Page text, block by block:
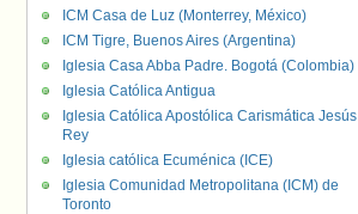
ICM Casa de Luz (Monterrey, México)
ICM Tigre, Buenos Aires (Argentina)
Iglesia Casa Abba Padre. Bogotá (Colombia)
Iglesia Católica Antigua
Iglesia Católica Apostólica Carismática Jesús
Rey
Iglesia católica Ecuménica (ICE)
Iglesia Comunidad Metropolitana (ICM) de
Toronto